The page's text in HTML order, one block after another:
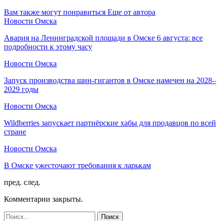
Вам также могут понравиться Еще от автора
Новости Омска
Авария на Ленинградской площади в Омске 6 августа: все
подробности к этому часу
Новости Омска
Запуск производства шин-гигантов в Омске намечен на 2028–
2029 годы
Новости Омска
Wildberries запускает партнёрские хабы для продавцов по всей
стране
Новости Омска
В Омске ужесточают требования к ларькам
пред. след.
Комментарии закрыты.